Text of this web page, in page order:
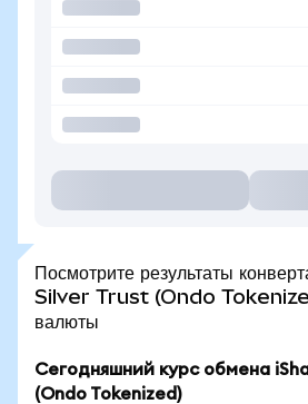
Посмотрите результаты
Silver Trust (Ondo
валюты
Сегодняшний курс обмена
(Ondo Tokenized)